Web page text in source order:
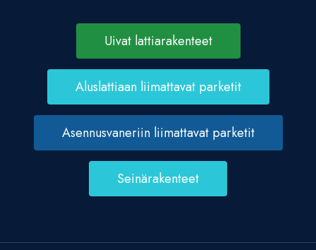
Uivat lattiarakenteet
Aluslattiaan liimattavat parketit
Asennusvaneriin liimattavat parketit
Seinärakenteet